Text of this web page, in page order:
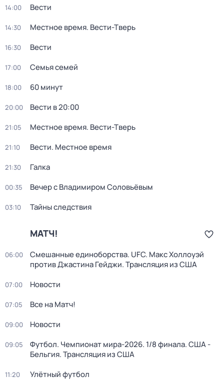
14:00 Вести
14:30 Местное время. Вести-Тверь
16:30 Вести
17:00 Семья семей
18:00 60 минут
20:00 Вести в 20:00
21:05 Местное время. Вести-Тверь
21:10 Вести. Местное время
21:30 Галка
00:35 Вечер с Владимиром Соловьёвым
03:10 Тайны следствия
МАТЧ!
06:00
Смешанные единоборства. UFC. Макс Холлоуэй
против Джастина Гейджи. Трансляция из США
07:00 Новости
07:05 Все на Матч!
09:00 Новости
09:05
Футбол. Чемпионат мира-2026. 1/8 финала. США -
Бельгия. Трансляция из США
11:20 Улётный футбол